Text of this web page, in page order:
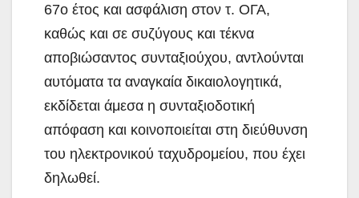
67ο έτος και ασφάλιση στον τ. ΟΓΑ,
καθώς και σε συζύγους και τέκνα
αποβιώσαντος συνταξιούχου, αντλούνται
αυτόματα τα αναγκαία δικαιολογητικά,
εκδίδεται άμεσα η συνταξιοδοτική
απόφαση και κοινοποιείται στη διεύθυνση
του ηλεκτρονικού ταχυδρομείου, που έχει
δηλωθεί.